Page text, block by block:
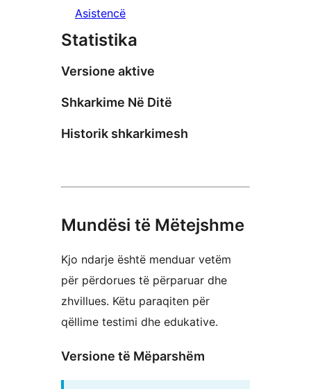
Asistencë
Statistika
Versione aktive
Shkarkime Në Ditë
Historik shkarkimesh
Mundësi të Mëtejshme
Kjo ndarje është menduar vetëm
për përdorues të përparuar dhe
zhvillues. Këtu paraqiten për
qëllime testimi dhe edukative.
Versione të Mëparshëm